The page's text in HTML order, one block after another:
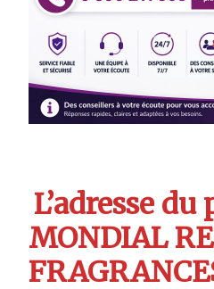
L’adresse
MONDIAL